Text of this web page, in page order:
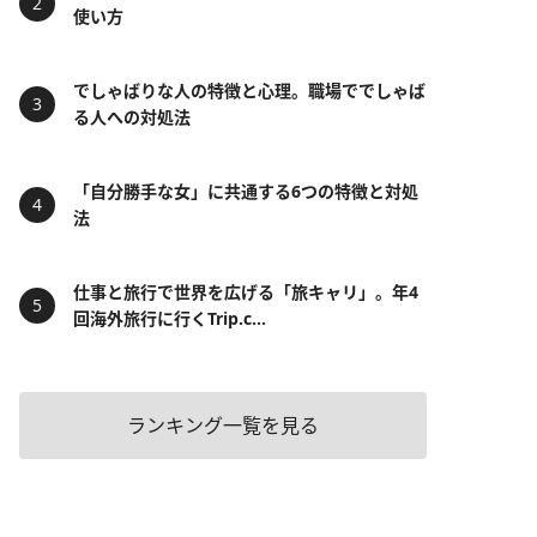
使い方
でしゃばりな人の特徴と心理。職場ででしゃば
る人への対処法
「自分勝手な女」に共通する6つの特徴と対処
法
仕事と旅行で世界を広げる「旅キャリ」。年4
回海外旅行に行くTrip.c...
ランキング一覧を見る